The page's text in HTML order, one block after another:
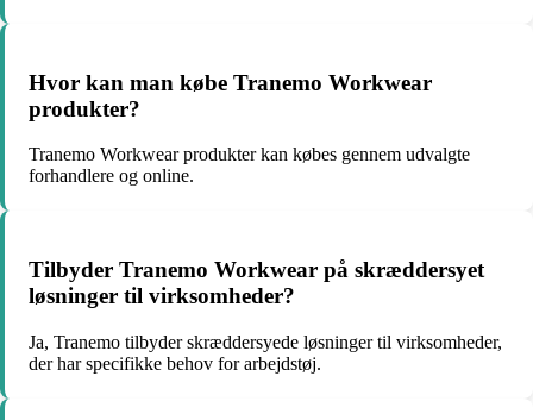
Hvor kan man købe Tranemo Workwear
produkter?
Tranemo Workwear produkter kan købes gennem udvalgte
forhandlere og online.
Tilbyder Tranemo Workwear på skræddersyet
løsninger til virksomheder?
Ja, Tranemo tilbyder skræddersyede løsninger til virksomheder,
der har specifikke behov for arbejdstøj.